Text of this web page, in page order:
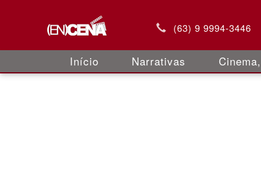
(63) 9 9994-3446
Início Narrativas